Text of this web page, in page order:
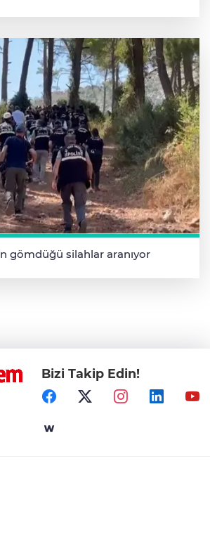
gömdüğü silahlar aranıyor
Bizi Takip Edin!